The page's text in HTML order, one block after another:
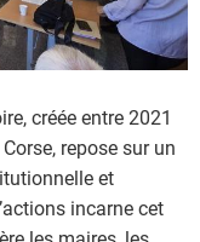
créée entre 2021
repose sur un
et
incarne cet